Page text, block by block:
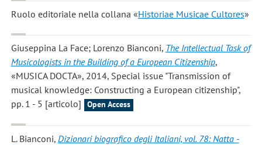
Ruolo editoriale nella collana «Historiae Musicae Cultores»
Giuseppina La Face; Lorenzo Bianconi, The Intellectual Task of
Musicologists in the Building of a European Citizenship,
«MUSICA DOCTA», 2014, Special issue "Transmission of
musical knowledge: Constructing a European citizenship",
pp. 1 - 5 [articolo]
Open Access
L. Bianconi, Dizionari biografico degli Italiani, vol. 78: Natta -